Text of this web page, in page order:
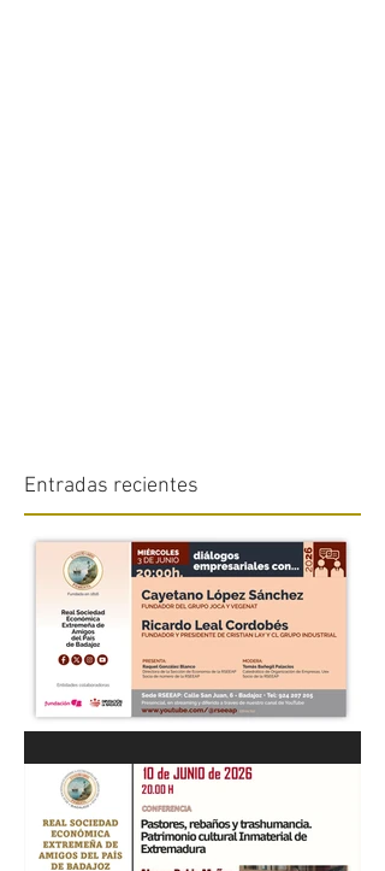
Entradas recientes
“DIÁLOGOS EMPRESARIALES
CON...” Cayetano López
Sánchez y Ricardo Leal